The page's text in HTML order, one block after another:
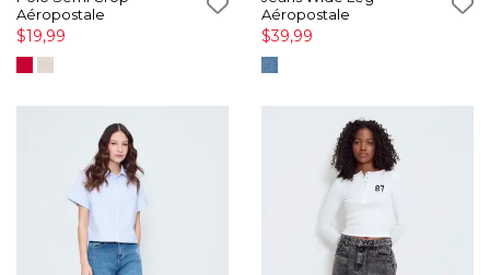
Aéropostale
$19,99
Aéropostale
$39,99